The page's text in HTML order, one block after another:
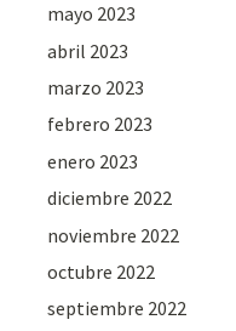
mayo 2023
abril 2023
marzo 2023
febrero 2023
enero 2023
diciembre 2022
noviembre 2022
octubre 2022
septiembre 2022